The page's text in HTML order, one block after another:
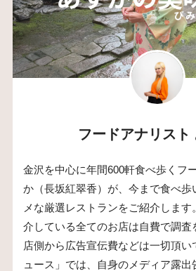
フードアナリスト
金沢を中心に年間600軒食べ歩くフ
か（長坂紅翠香）が、今まで食べ歩
メな厳選レストランをご紹介しま
介している全てのお店は自費で調査
店側から広告宣伝費などは一切頂い
ュース」では、自身のメディア露